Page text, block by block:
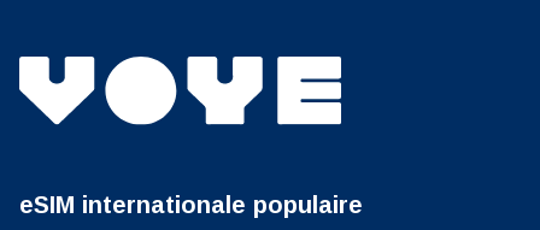
eSIM internationale populaire